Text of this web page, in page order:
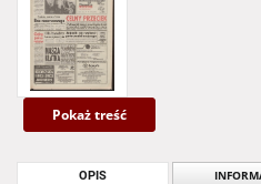
Pokaż treść
OPIS